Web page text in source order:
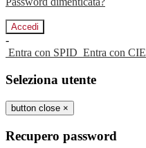
-
Entra con SPID Entra con CIE
Seleziona utente
button close ×
Recupero password